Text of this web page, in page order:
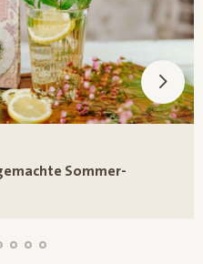
Sommer-